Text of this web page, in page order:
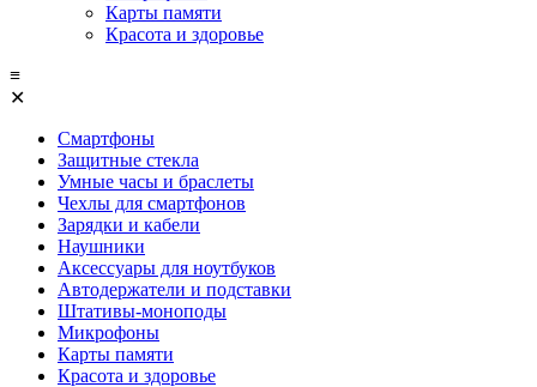
Карты памяти
Красота и здоровье
≡
✕
Смартфоны
Защитные стекла
Умные часы и браслеты
Чехлы для смартфонов
Зарядки и кабели
Наушники
Аксессуары для ноутбуков
Автодержатели и подставки
Штативы-моноподы
Микрофоны
Карты памяти
Красота и здоровье